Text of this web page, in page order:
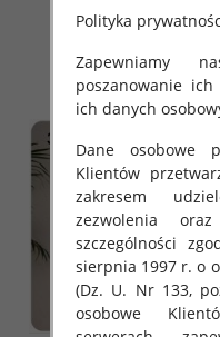
37.00 zł
Polityka
Zapewniamy
poszanowanie
ich danych
Dane osobowe
Klientów
zakresem
zezwolenia
szczególności
sierpnia 1997 r. o
(Dz. U. Nr 133,
osobowe